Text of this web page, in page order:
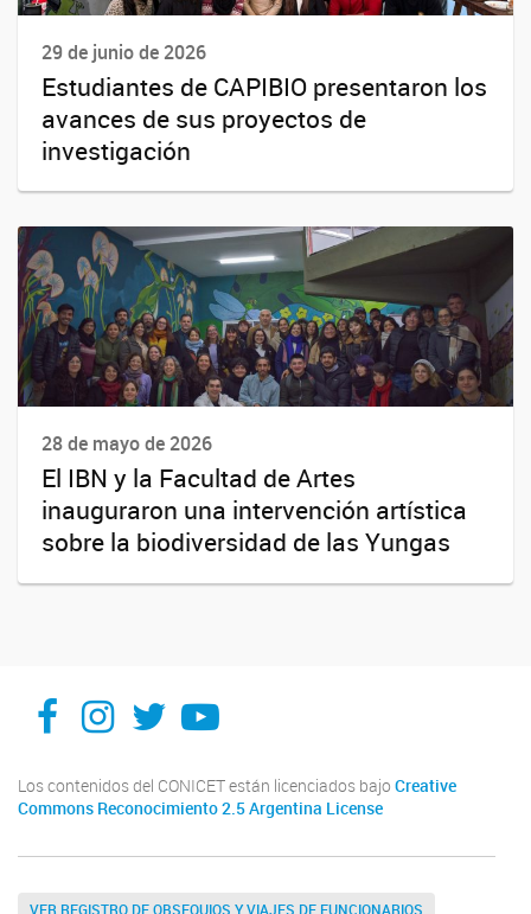
29 de junio de 2026
Estudiantes de CAPIBIO presentaron los
avances de sus proyectos de
investigación
28 de mayo de 2026
El IBN y la Facultad de Artes
inauguraron una intervención artística
sobre la biodiversidad de las Yungas
Facebook
Instagram
X You Tube
Los contenidos del CONICET están licenciados bajo Creative
Commons Reconocimiento 2.5 Argentina License
VER REGISTRO DE OBSEQUIOS Y VIAJES DE FUNCIONARIOS